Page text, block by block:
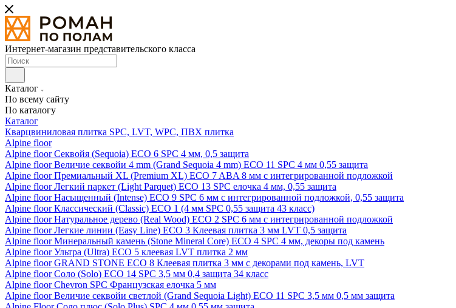
Интернет-магазин представительского класса
Каталог
По всему сайту
По каталогу
Каталог
Кварцвиниловая плитка SPC, LVT, WPC, ПВХ плитка
Alpine floor
Alpine floor Секвойя (Sequoia) ECO 6 SPC 4 мм, 0,5 защита
Alpine floor Величие секвойи 4 mm (Grand Sequoia 4 mm) ECO 11 SPC 4 мм 0,55 защита
Alpine floor Премиальный XL (Premium XL) ECO 7 ABA 8 мм с интегрированной подложкой
Alpine floor Легкий паркет (Light Parquet) ECO 13 SPC елочка 4 мм, 0,55 защита
Alpine floor Насыщенный (Intense) ECO 9 SPC 6 мм с интегрированной подложкой, 0,55 защита
Alpine floor Классический (Classic) ECO 1 (4 мм SPC 0,55 защита 43 класс)
Alpine floor Натуральное дерево (Real Wood) ECO 2 SPC 6 мм с интегрированной подложкой
Alpine floor Легкие линии (Easy Line) ECO 3 Клеевая плитка 3 мм LVT 0,5 защита
Alpine floor Минеральный камень (Stone Mineral Core) ECO 4 SPC 4 мм, декоры под камень
Alpine floor Ультра (Ultra) ECO 5 клеевая LVT плитка 2 мм
Alpine floor GRAND STONE ECO 8 Клеевая плитка 3 мм с декорами под камень, LVT
Alpine floor Соло (Solo) ECO 14 SPC 3,5 мм 0,4 защита 34 класс
Alpine floor Chevron SPC Французская елочка 5 мм
Alpine floor Величие секвойи светлой (Grand Sequoia Light) ECO 11 SPC 3,5 мм 0,5 мм защита